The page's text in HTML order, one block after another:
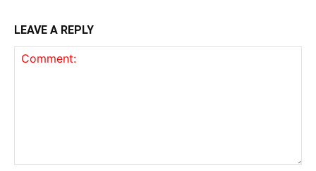
LEAVE A REPLY